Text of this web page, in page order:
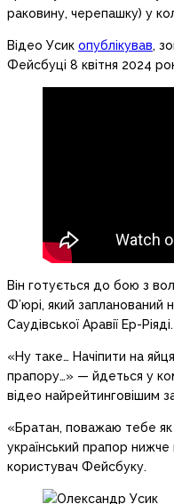
раковину, черепашку) у
Відео Усик опублікував,
Фейсбуці 8 квітня 2024
Він готується до бою з
Ф’юрі, який запланований
Саудівської Аравії Ер-Ріяді.
«Ну таке… Начіпити на
прапору…» — йдеться у
відео найрейтинговішим за
«Братан, поважаю тебе
український прапор
користувач Фейсбуку.